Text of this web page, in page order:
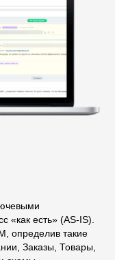
«как есть» (AS‑IS).
определив такие
Заказы, Товары,